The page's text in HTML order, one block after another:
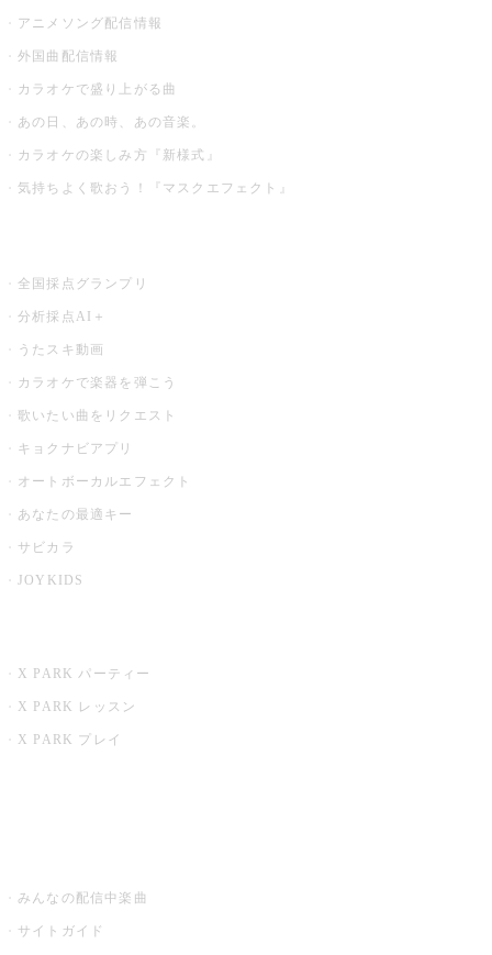
アニメソング配信情報
外国曲配信情報
カラオケで盛り上がる曲
あの日、あの時、あの音楽。
カラオケの楽しみ方『新様式』
気持ちよく歌おう！『マスクエフェクト』
全国採点グランプリ
分析採点AI＋
うたスキ動画
カラオケで楽器を弾こう
歌いたい曲をリクエスト
キョクナビアプリ
オートボーカルエフェクト
あなたの最適キー
サビカラ
JOYKIDS
X PARK パーティー
X PARK レッスン
X PARK プレイ
みんなの配信中楽曲
サイトガイド